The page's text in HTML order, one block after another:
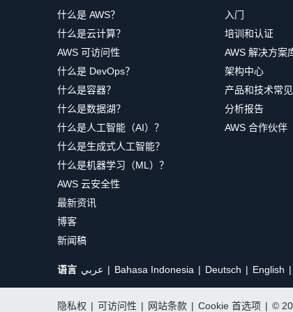
什么是 AWS？
什么是云计算？
AWS 可访问性
什么是 DevOps？
什么是容器？
什么是数据湖？
什么是人工智能（AI）？
什么是生成式人工智能？
什么是机器学习（ML）？
AWS 云安全性
最新资讯
博客
新闻稿
入门
培训和认证
AWS 解决方案
架构中心
产品和技术常
分析报告
AWS 合作伙伴
语言 عربي Bahasa Indonesia Deutsch English
隐私权 | 可访问性 | 网站条款 | Cookie 首选项 | ©